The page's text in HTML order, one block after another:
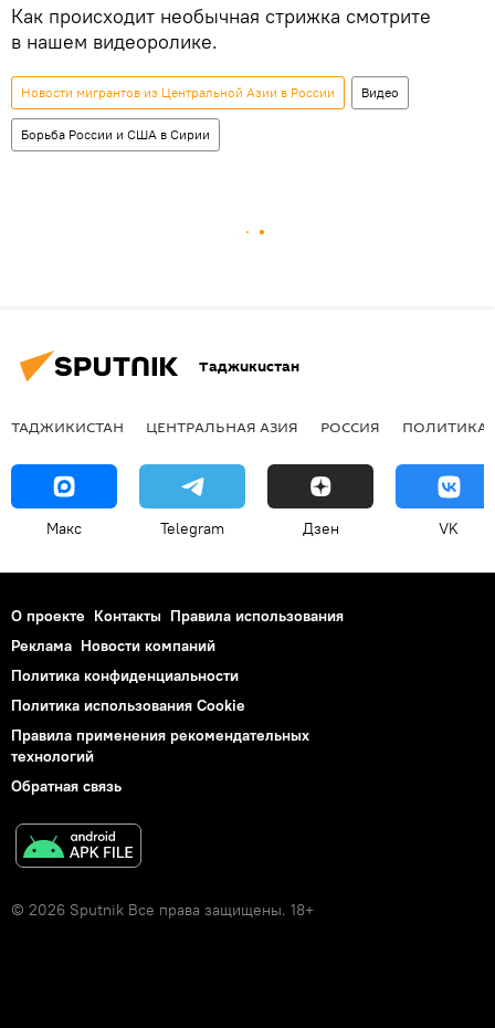
Как происходит необычная стрижка смотрите
в нашем видеоролике.
Новости мигрантов из Центральной Азии в России Видео
Борьба России и США в Сирии
Таджикистан
ТАДЖИКИСТАН ЦЕНТРАЛЬНАЯ АЗИЯ РОССИЯ ПОЛИТИКА
Макс Telegram Дзен VK
О проекте Контакты Правила использования
Реклама Новости компаний
Политика конфиденциальности
Политика использования Cookie
Правила применения рекомендательных
технологий
Обратная связь
© 2026 Sputnik Все права защищены. 18+